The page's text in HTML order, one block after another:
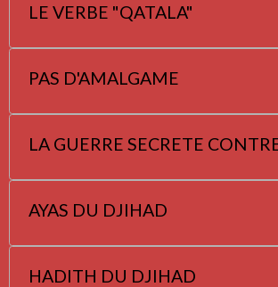
LE VERBE "QATALA"
PAS D'AMALGAME
LA GUERRE SECRETE
AYAS DU DJIHAD
HADITH DU DJIHAD